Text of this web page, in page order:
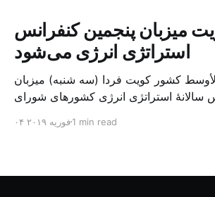
میزبان پنجمین کنفرانس
استراتژی انرژی می‌شود
کشور کویت فردا (سه شنبه) میزبان
سالانهٔ استراتژی انرژی کشورهای شورای
جهانی نفت و گاز در این کنفرانس
۰۴ فوریه ۲۰۱۹1 min read